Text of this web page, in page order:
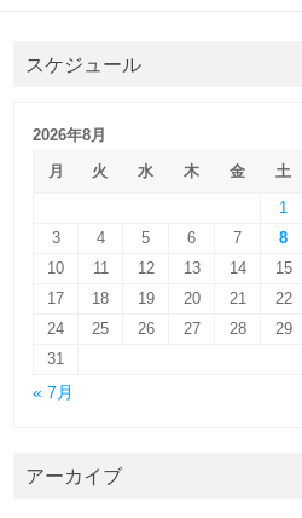
スケジュール
2026年8月
月
火 水 木 金 土
1
3
4 5 6 7 8
10
11 12 13 14 15
17
18 19 20 21 22
24
25 26 27 28 29
31
« 7月
アーカイブ